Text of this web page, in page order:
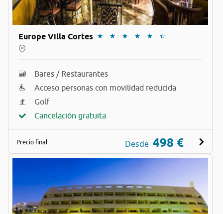
Europe Villa Cortes
Bares / Restaurantes
Acceso personas con movilidad reducida
Golf
Cancelación gratuita
Precio final Desde 498 €